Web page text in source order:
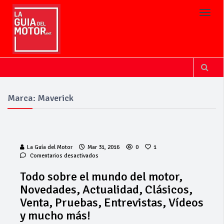
Marca: Maverick
La Guía del Motor Mar 31, 2016 0
1
Comentarios desactivados
el
mundo
del
motor,
Todo sobre el mundo del motor,
Novedades, Actualidad, Clásicos,
Venta, Pruebas, Entrevistas, Vídeos
y mucho más!